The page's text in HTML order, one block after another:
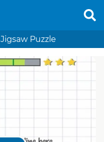
Jigsaw Puzzle